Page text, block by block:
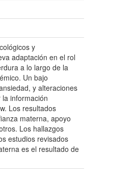
y
adaptación en el rol
a lo largo de la
Un bajo
y alteraciones
información
Los resultados
materna, apoyo
Los hallazgos
estudios revisados
es el resultado de